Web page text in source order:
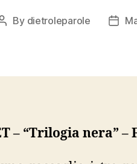
Post
By dietroleparole
Post
– “Trilogia nera” –